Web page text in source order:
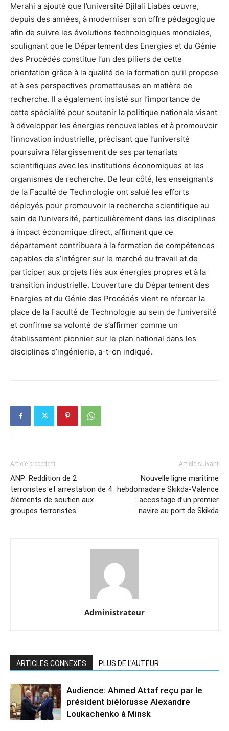
Merahi a ajouté que l’université Djilali Liabès œuvre,
depuis des années, à moderniser son offre pédagogique
afin de suivre les évolutions technologiques mondiales,
soulignant que le Département des Energies et du Génie
des Procédés constitue l’un des piliers de cette
orientation grâce à la qualité de la formation qu’il propose
et à ses perspectives prometteuses en matière de
recherche. Il a également insisté sur l’importance de
cette spécialité pour soutenir la politique nationale visant
à développer les énergies renouvelables et à promouvoir
l’innovation industrielle, précisant que l’université
poursuivra l’élargissement de ses partenariats
scientifiques avec les institutions économiques et les
organismes de recherche. De leur côté, les enseignants
de la Faculté de Technologie ont salué les efforts
déployés pour promouvoir la recherche scientifique au
sein de l’université, particulièrement dans les disciplines
à impact économique direct, affirmant que ce
département contribuera à la formation de compétences
capables de s’intégrer sur le marché du travail et de
participer aux projets liés aux énergies propres et à la
transition industrielle. L’ouverture du Département des
Energies et du Génie des Procédés vient re nforcer la
place de la Faculté de Technologie au sein de l’université
et confirme sa volonté de s’affirmer comme un
établissement pionnier sur le plan national dans les
disciplines d’ingénierie, a-t-on indiqué.
Article précédent
ANP: Reddition de 2
terroristes et arrestation de 4
éléments de soutien aux
groupes terroristes
Article suivant
Nouvelle ligne maritime
hebdomadaire Skikda-Valence
: accostage d’un premier
navire au port de Skikda
Administrateur
ARTICLES CONNEXES PLUS DE L'AUTEUR
Audience: Ahmed Attaf reçu par le
président biélorusse Alexandre
Loukachenko à Minsk